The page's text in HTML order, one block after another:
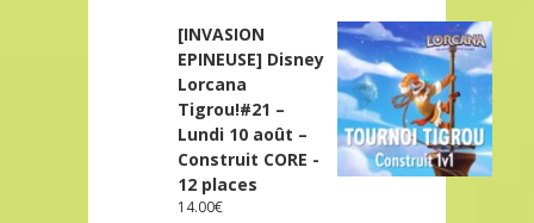
[INVASION
EPINEUSE] Disney
Lorcana
Tigrou!#21 –
Lundi 10 août –
Construit CORE -
12 places
14.00€